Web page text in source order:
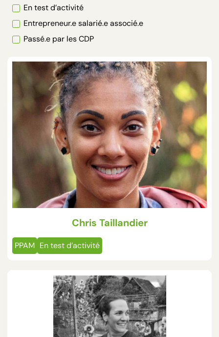
En test d’activité
Entrepreneur.e salarié.e associé.e
Passé.e par les CDP
Chris Taillandier
PPAM En test d’activité